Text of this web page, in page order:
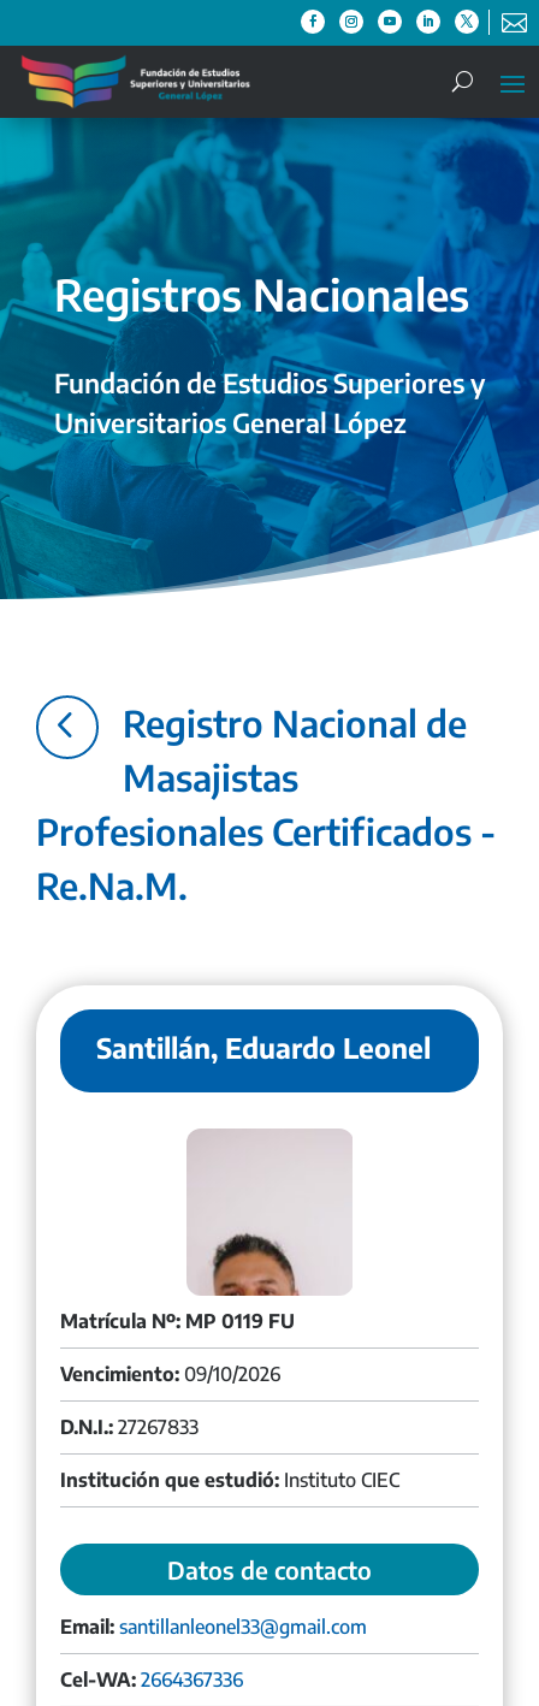

Registros Nacionales
Fundación de Estudios Superiores y
Universitarios General López
4
Registro Nacional de
Masajistas
Profesionales Certificados -
Re.Na.M.
Santillán, Eduardo Leonel
Matrícula Nº: MP 0119 FU
Vencimiento: 09/10/2026
D.N.I.: 27267833
Institución que estudió: Instituto CIEC
Datos de contacto
Email: santillanleonel33@gmail.com
Cel-WA: 2664367336